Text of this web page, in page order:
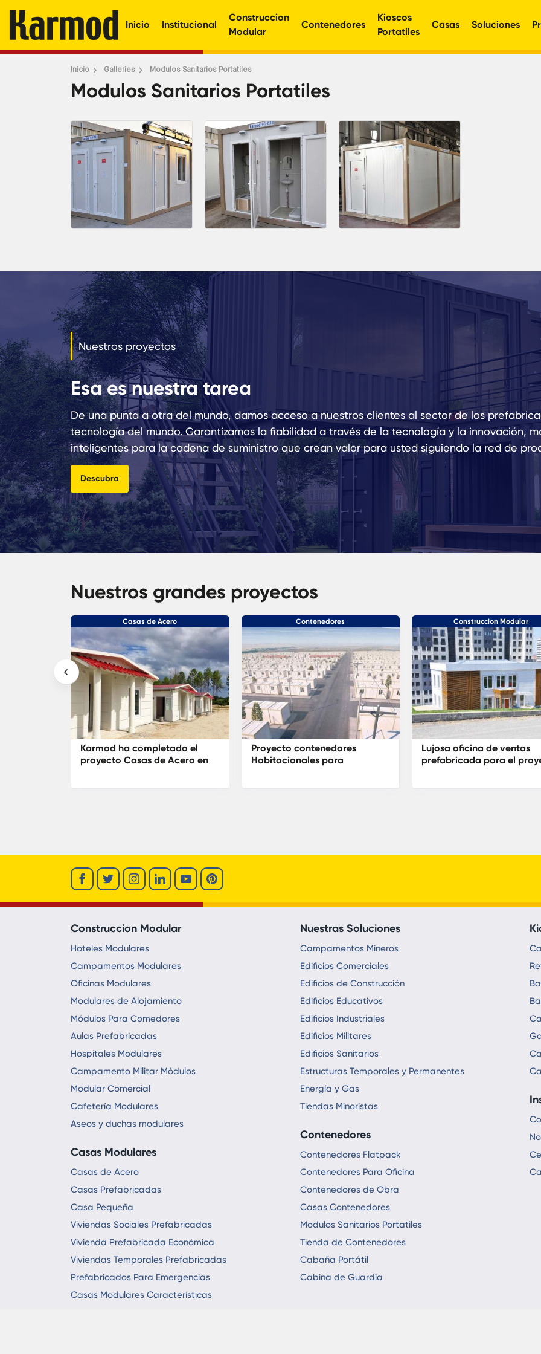
Inicio Institucional
Construccion
Modular
Contenedores
Kioscos
Portatiles
Casas Soluciones
Inicio Galleries Modulos Sanitarios Portatiles
Modulos Sanitarios Portatiles
Nuestros proyectos
Esa es nuestra tarea
De una punta a otra del mundo, damos acceso a nuestros clientes al sector de los
tecnología del mundo. Garantizamos la fiabilidad a través de la tecnología y la innovación,
inteligentes para la cadena de suministro que crean valor para usted siguiendo la red de
Descubra
Nuestros grandes proyectos
Casas de Acero
Karmod ha completado el
proyecto Casas de Acero en
Contenedores
Proyecto contenedores
Habitacionales para
Construccion Modular
Lujosa oficina de ventas
prefabricada para el
Construccion Modular
Hoteles Modulares
Campamentos Modulares
Oficinas Modulares
Modulares de Alojamiento
Módulos Para Comedores
Aulas Prefabricadas
Hospitales Modulares
Campamento Militar Módulos
Modular Comercial
Cafetería Modulares
Aseos y duchas modulares
Casas Modulares
Casas de Acero
Casas Prefabricadas
Casa Pequeña
Viviendas Sociales Prefabricadas
Vivienda Prefabricada Económica
Viviendas Temporales Prefabricadas
Prefabricados Para Emergencias
Casas Modulares Características
Nuestras Soluciones
Campamentos Mineros
Edificios Comerciales
Edificios de Construcción
Edificios Educativos
Edificios Industriales
Edificios Militares
Edificios Sanitarios
Estructuras Temporales y Permanentes
Energía y Gas
Tiendas Minoristas
Contenedores
Contenedores Flatpack
Contenedores Para Oficina
Contenedores de Obra
Casas Contenedores
Modulos Sanitarios Portatiles
Tienda de Contenedores
Cabaña Portátil
Cabina de Guardia